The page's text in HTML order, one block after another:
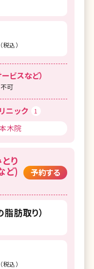
（税込）
ビスなど）
可
ニック 1
木院
り
ど)
予約する
肪取り）
（税込）